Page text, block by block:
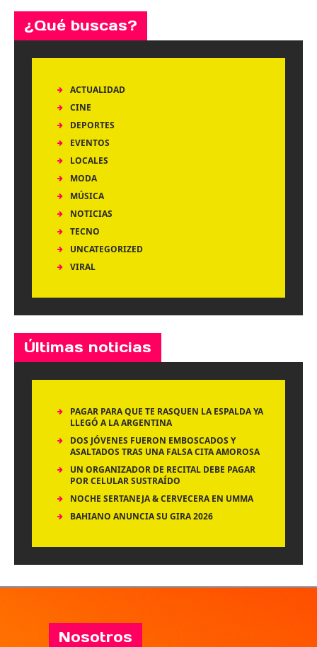
¿Qué buscas?
ACTUALIDAD
CINE
DEPORTES
EVENTOS
LOCALES
MODA
MÚSICA
NOTICIAS
TECNO
UNCATEGORIZED
VIRAL
Últimas noticias
PAGAR PARA QUE TE RASQUEN LA ESPALDA YA
LLEGÓ A LA ARGENTINA
DOS JÓVENES FUERON EMBOSCADOS Y
ASALTADOS TRAS UNA FALSA CITA AMOROSA
UN ORGANIZADOR DE RECITAL DEBE PAGAR
POR CELULAR SUSTRAÍDO
NOCHE SERTANEJA & CERVECERA EN UMMA
BAHIANO ANUNCIA SU GIRA 2026
Nosotros